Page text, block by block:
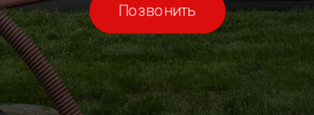
Позвонить